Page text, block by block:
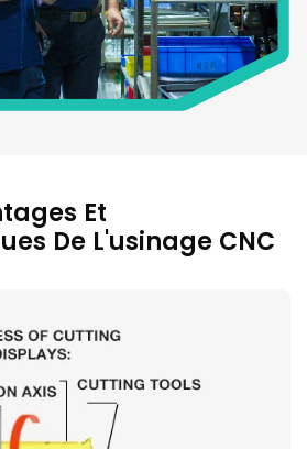
Et
De L'usinage CNC